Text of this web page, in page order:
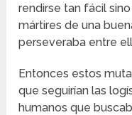
rendirse tan fácil
mártires de una
perseveraba entre
Entonces estos
que seguirían las
humanos que